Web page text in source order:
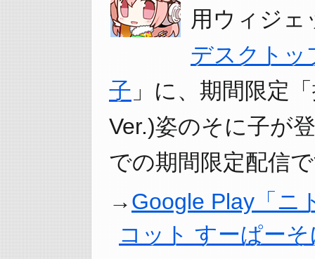
用ウィジェ
デスクトッ
子 」に、期間限定
Ver.)姿のそに子が
での期間限定配信
Google Play「ニ
コット すーぱー